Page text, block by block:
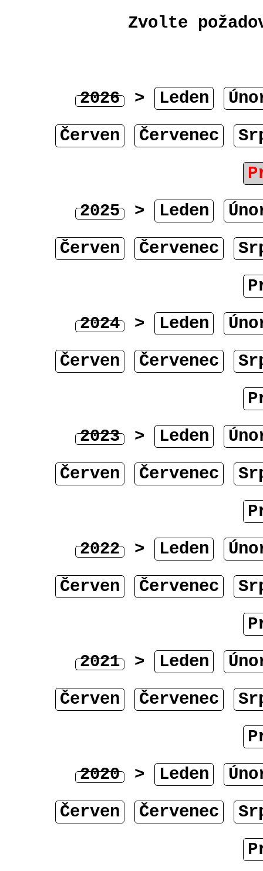
Zvolte
2026 > Leden
Červen
Červenec
2025 > Leden
Červen
Červenec
2024 > Leden
Červen
Červenec
2023 > Leden
Červen
Červenec
2022 > Leden
Červen
Červenec
2021 > Leden
Červen
Červenec
2020 > Leden
Červen
Červenec